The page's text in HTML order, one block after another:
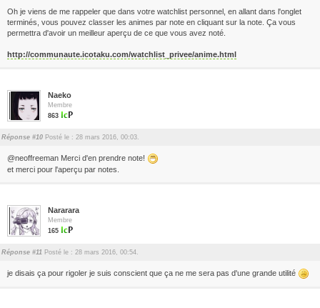
Oh je viens de me rappeler que dans votre watchlist personnel, en allant dans l'onglet
terminés, vous pouvez classer les animes par note en cliquant sur la note. Ça vous
permettra d'avoir un meilleur aperçu de ce que vous avez noté.
http://communaute.icotaku.com/watchlist_privee/anime.html
Naeko
Membre
863
Réponse #10 Posté le : 28 mars 2016, 00:03.
@neoffreeman Merci d'en prendre note!
et merci pour l'aperçu par notes.
Nararara
Membre
165
Réponse #11 Posté le : 28 mars 2016, 00:54.
je disais ça pour rigoler je suis conscient que ça ne me sera pas d'une grande utilité